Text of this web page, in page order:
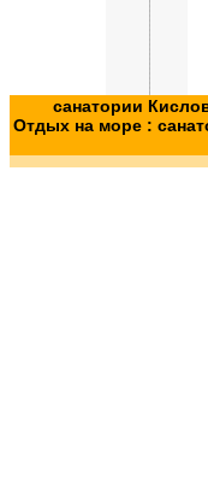
санатории
Отдых на море :